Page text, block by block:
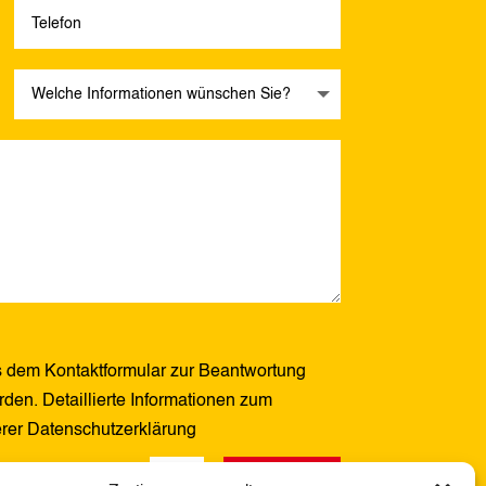
Kontaktformular zur Beantwortung
Detaillierte Informationen zum
Datenschutzerklärung
7 + 10 = Senden